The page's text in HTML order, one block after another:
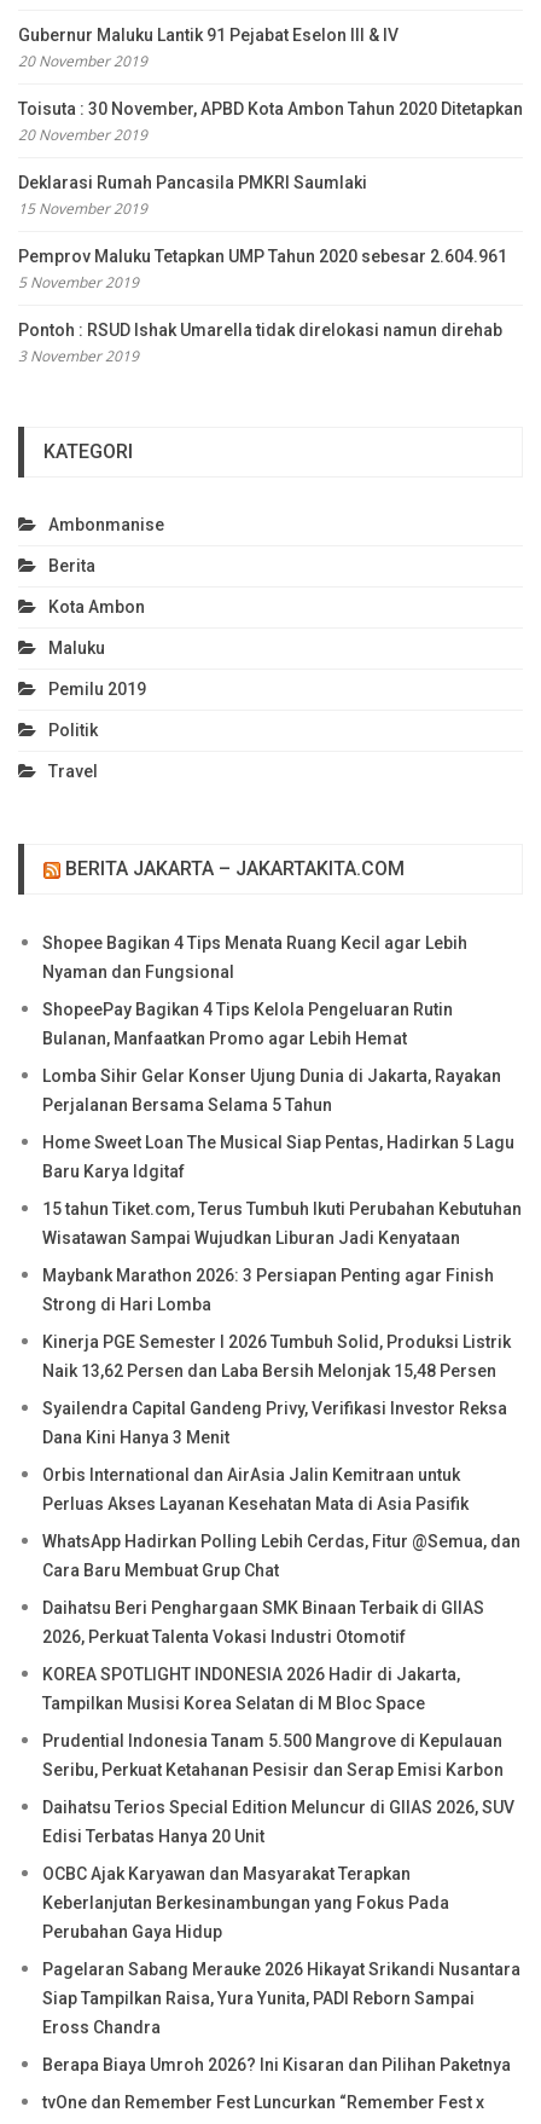
Gubernur Maluku Lantik 91 Pejabat Eselon III & IV
20 November 2019
Toisuta : 30 November, APBD Kota Ambon Tahun 2020 Ditetapkan
20 November 2019
Deklarasi Rumah Pancasila PMKRI Saumlaki
15 November 2019
Pemprov Maluku Tetapkan UMP Tahun 2020 sebesar 2.604.961
5 November 2019
Pontoh : RSUD Ishak Umarella tidak direlokasi namun direhab
3 November 2019
KATEGORI
Ambonmanise
Berita
Kota Ambon
Maluku
Pemilu 2019
Politik
Travel
BERITA JAKARTA – JAKARTAKITA.COM
Shopee Bagikan 4 Tips Menata Ruang Kecil agar Lebih
Nyaman dan Fungsional
ShopeePay Bagikan 4 Tips Kelola Pengeluaran Rutin
Bulanan, Manfaatkan Promo agar Lebih Hemat
Lomba Sihir Gelar Konser Ujung Dunia di Jakarta, Rayakan
Perjalanan Bersama Selama 5 Tahun
Home Sweet Loan The Musical Siap Pentas, Hadirkan 5 Lagu
Baru Karya Idgitaf
15 tahun Tiket.com, Terus Tumbuh Ikuti Perubahan Kebutuhan
Wisatawan Sampai Wujudkan Liburan Jadi Kenyataan
Maybank Marathon 2026: 3 Persiapan Penting agar Finish
Strong di Hari Lomba
Kinerja PGE Semester I 2026 Tumbuh Solid, Produksi Listrik
Naik 13,62 Persen dan Laba Bersih Melonjak 15,48 Persen
Syailendra Capital Gandeng Privy, Verifikasi Investor Reksa
Dana Kini Hanya 3 Menit
Orbis International dan AirAsia Jalin Kemitraan untuk
Perluas Akses Layanan Kesehatan Mata di Asia Pasifik
WhatsApp Hadirkan Polling Lebih Cerdas, Fitur @Semua, dan
Cara Baru Membuat Grup Chat
Daihatsu Beri Penghargaan SMK Binaan Terbaik di GIIAS
2026, Perkuat Talenta Vokasi Industri Otomotif
KOREA SPOTLIGHT INDONESIA 2026 Hadir di Jakarta,
Tampilkan Musisi Korea Selatan di M Bloc Space
Prudential Indonesia Tanam 5.500 Mangrove di Kepulauan
Seribu, Perkuat Ketahanan Pesisir dan Serap Emisi Karbon
Daihatsu Terios Special Edition Meluncur di GIIAS 2026, SUV
Edisi Terbatas Hanya 20 Unit
OCBC Ajak Karyawan dan Masyarakat Terapkan
Keberlanjutan Berkesinambungan yang Fokus Pada
Perubahan Gaya Hidup
Pagelaran Sabang Merauke 2026 Hikayat Srikandi Nusantara
Siap Tampilkan Raisa, Yura Yunita, PADI Reborn Sampai
Eross Chandra
Berapa Biaya Umroh 2026? Ini Kisaran dan Pilihan Paketnya
tvOne dan Remember Fest Luncurkan “Remember Fest x